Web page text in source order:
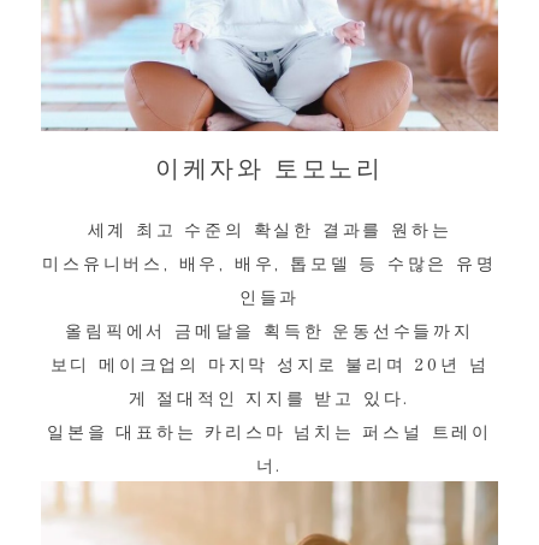
이케자와 토모노리
세계 최고 수준의 확실한 결과를 원하는
미스유니버스, 배우, 배우, 톱모델 등 수많은 유명
인들과
올림픽에서 금메달을 획득한 운동선수들까지
보디 메이크업의 마지막 성지로 불리며 20년 넘
게 절대적인 지지를 받고 있다.
일본을 대표하는 카리스마 넘치는 퍼스널 트레이
너.